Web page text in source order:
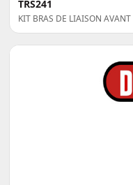
TRS241
KIT BRAS DE LIAISON